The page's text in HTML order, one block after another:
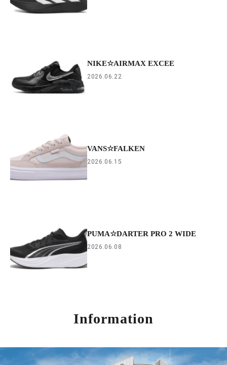
NIKE☆AIRMAX EXCEE
2026.06.22
VANS☆FALKEN
2026.06.15
PUMA☆DARTER PRO 2 WIDE
2026.06.08
Information